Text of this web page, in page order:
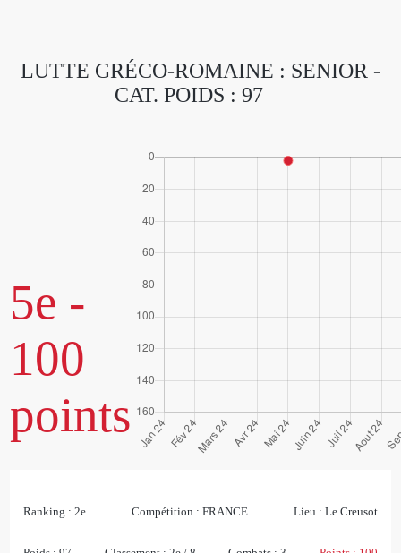
LUTTE GRÉCO-ROMAINE : SENIOR -
CAT. POIDS : 97
5e -
100
points
Ranking :2e Compétition : FRANCE Lieu : Le Creusot